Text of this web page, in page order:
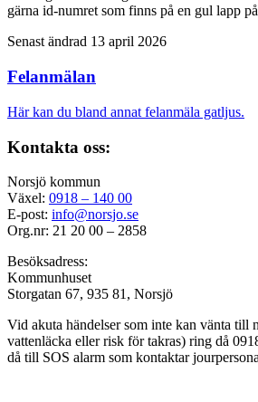
gärna id-numret som finns på en gul lapp
Senast ändrad 13 april 2026
Felanmälan
Här kan du bland annat felanmäla gatljus.
Kontakta oss:
Norsjö kommun
Växel: 0918 – 140 00
E-post: info@norsjo.se
Org.nr: 21 20 00 – 2858
Besöksadress:
Kommunhuset
Storgatan 67, 935 81, Norsjö
Vid akuta händelser som inte kan vänta till
vattenläcka ellerrisk för takras) ring då
då till SOS alarm som kontaktar